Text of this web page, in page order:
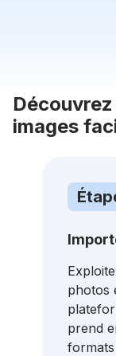
images
photos
prend